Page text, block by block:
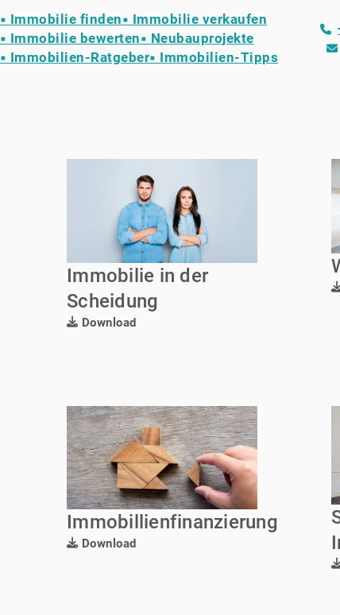
▪ Immobilie finden▪ Immobilie verkaufen
▪ Immobilie bewerten▪ Neubauprojekte
▪ Immobilien-Ratgeber▪ Immobilien-Tipps
Immobilie in der
Scheidung
Download
Immobillienfinanzierung
Download